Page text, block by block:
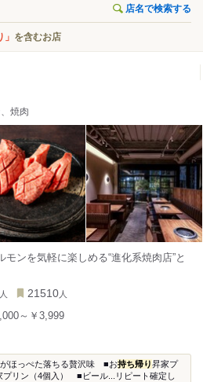
店名で検索する
」 を含むお店
焼肉
ンを気軽に楽しめる“進化系焼肉店”と
人 21510 人
～￥3,999
がほっぺた落ちる贅沢味 ■お持ち帰り昇家プ
プリン（4個入） ■ビール...リピート確定し